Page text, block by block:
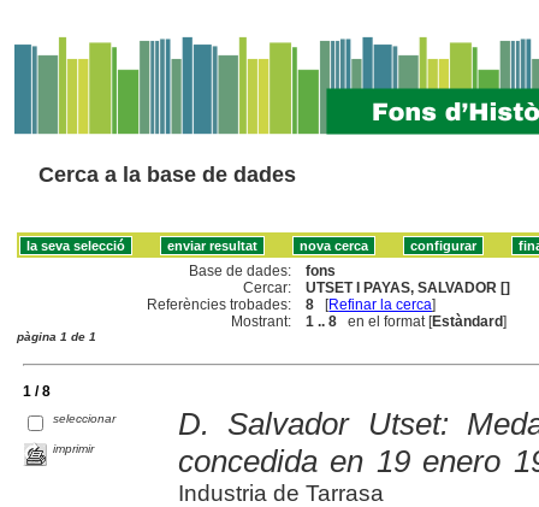
Cerca a la base de dades
Base de dades:
fons
Cercar:
UTSET I PAYAS, SALVADOR []
Referències trobades:
8 [Refinar la cerca]
Mostrant:
1 .. 8 en el format [Estàndard]
pàgina 1 de 1
1 / 8
seleccionar
imprimir
D. Salvador Utset:
concedida en 19 enero
Industria de Tarrasa